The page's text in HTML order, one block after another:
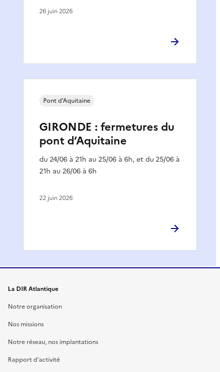
26 juin 2026
GIRONDE : fermetures du
pont d’Aquitaine
du 24/06 à 21h au 25/06 à 6h, et du 25/06 à
21h au 26/06 à 6h
Pont d’Aquitaine
22 juin 2026
La DIR Atlantique
Notre organisation
Nos missions
Notre réseau, nos implantations
Rapport d’activité